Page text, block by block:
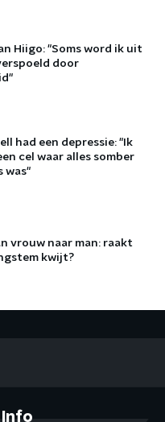
Hiigo: "Soms word ik uit
door
had een depressie: "Ik
cel waar alles somber
was"
vrouw naar man: raakt
kwijt?
Info